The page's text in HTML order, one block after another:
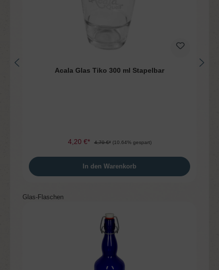
Acala Glas Tiko 300 ml Stapelbar
4,20 €* 4,70 €* (10.64% gespart)
In den Warenkorb
Produktgalerie überspringen
Glas-Flaschen